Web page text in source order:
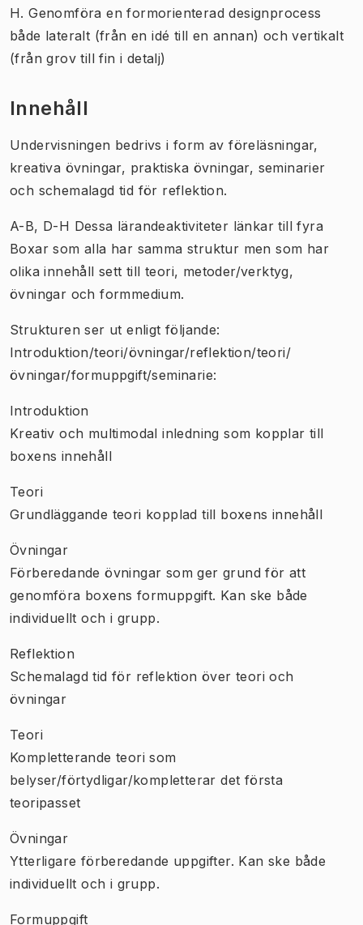
H. Genomföra en formorienterad designprocess
både lateralt (från en idé till en annan) och vertikalt
(från grov till fin i detalj)
Innehåll
Undervisningen bedrivs i form av föreläsningar,
kreativa övningar, praktiska övningar, seminarier
och schemalagd tid för reflektion.
A-B, D-H Dessa lärandeaktiviteter länkar till fyra
Boxar som alla har samma struktur men som har
olika innehåll sett till teori, metoder/verktyg,
övningar och formmedium.
Strukturen ser ut enligt följande:
Introduktion/teori/övningar/reflektion/teori/
övningar/formuppgift/seminarie:
Introduktion
Kreativ och multimodal inledning som kopplar till
boxens innehåll
Teori
Grundläggande teori kopplad till boxens innehåll
Övningar
Förberedande övningar som ger grund för att
genomföra boxens formuppgift. Kan ske både
individuellt och i grupp.
Reflektion
Schemalagd tid för reflektion över teori och
övningar
Teori
Kompletterande teori som
belyser/förtydligar/kompletterar det första
teoripasset
Övningar
Ytterligare förberedande uppgifter. Kan ske både
individuellt och i grupp.
Formuppgift